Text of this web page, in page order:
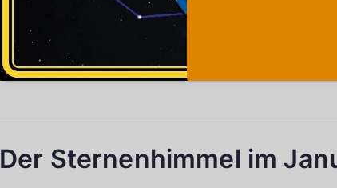
Der Sternenhimmel im